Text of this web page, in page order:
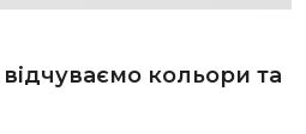
кольори та